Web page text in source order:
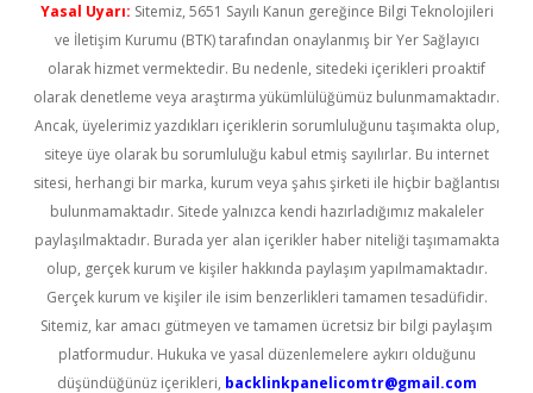
Yasal Uyarı: Sitemiz, 5651 Sayılı Kanun gereğince Bilgi Teknolojileri
ve İletişim Kurumu (BTK) tarafından onaylanmış bir Yer Sağlayıcı
olarak hizmet vermektedir. Bu nedenle, sitedeki içerikleri proaktif
olarak denetleme veya araştırma yükümlülüğümüz bulunmamaktadır.
Ancak, üyelerimiz yazdıkları içeriklerin sorumluluğunu taşımakta olup,
siteye üye olarak bu sorumluluğu kabul etmiş sayılırlar. Bu internet
sitesi, herhangi bir marka, kurum veya şahıs şirketi ile hiçbir bağlantısı
bulunmamaktadır. Sitede yalnızca kendi hazırladığımız makaleler
paylaşılmaktadır. Burada yer alan içerikler haber niteliği taşımamakta
olup, gerçek kurum ve kişiler hakkında paylaşım yapılmamaktadır.
Gerçek kurum ve kişiler ile isim benzerlikleri tamamen tesadüfidir.
Sitemiz, kar amacı gütmeyen ve tamamen ücretsiz bir bilgi paylaşım
platformudur. Hukuka ve yasal düzenlemelere aykırı olduğunu
düşündüğünüz içerikleri, backlinkpanelicomtr@gmail.com